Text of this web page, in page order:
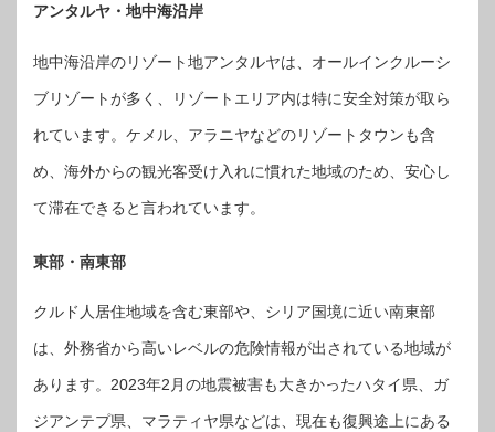
アンタルヤ・地中海沿岸
地中海沿岸のリゾート地アンタルヤは、オールインクルーシ
ブリゾートが多く、リゾートエリア内は特に安全対策が取ら
れています。ケメル、アラニヤなどのリゾートタウンも含
め、海外からの観光客受け入れに慣れた地域のため、安心し
て滞在できると言われています。
東部・南東部
クルド人居住地域を含む東部や、シリア国境に近い南東部
は、外務省から高いレベルの危険情報が出されている地域が
あります。2023年2月の地震被害も大きかったハタイ県、ガ
ジアンテプ県、マラティヤ県などは、現在も復興途上にある